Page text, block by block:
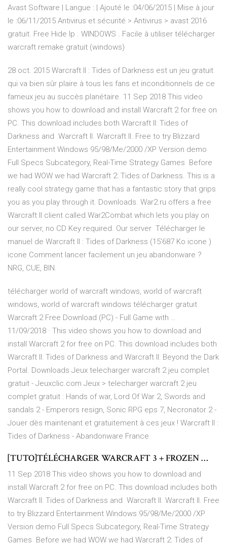
Avast Software | Langue : | Ajouté le :04/06/2015 | Mise à jour
le :06/11/2015 Antivirus et sécurité > Antivirus > avast 2016
gratuit. Free Hide Ip . WINDOWS . Facile à utiliser télécharger
warcraft remake gratuit (windows)
28 oct. 2015 Warcraft II : Tides of Darkness est un jeu gratuit
qui va bien sûr plaire à tous les fans et inconditionnels de ce
fameux jeu au succès planétaire. 11 Sep 2018 This video
shows you how to download and install Warcraft 2 for free on
PC. This download includes both Warcraft II: Tides of
Darkness and Warcraft II. Warcraft II. Free to try Blizzard
Entertainment Windows 95/98/Me/2000 /XP Version demo
Full Specs Subcategory, Real-Time Strategy Games Before
we had WOW we had Warcraft 2: Tides of Darkness. This is a
really cool strategy game that has a fantastic story that grips
you as you play through it. Downloads. War2.ru offers a free
Warcraft II client called War2Combat which lets you play on
our server, no CD Key required. Our server Télécharger le
manuel de Warcraft II : Tides of Darkness (15'687 Ko icone )
icone Comment lancer facilement un jeu abandonware ?
NRG, CUE, BIN.
télécharger world of warcraft windows, world of warcraft
windows, world of warcraft windows télécharger gratuit
Warcraft 2 Free Download (PC) - Full Game with …
11/09/2018 · This video shows you how to download and
install Warcraft 2 for free on PC. This download includes both
Warcraft II: Tides of Darkness and Warcraft II: Beyond the Dark
Portal. Downloads Jeux telecharger warcraft 2 jeu complet
gratuit - Jeuxclic.com Jeux > telecharger warcraft 2 jeu
complet gratuit : Hands of war, Lord Of War 2, Swords and
sandals 2 - Emperors resign, Sonic RPG eps 7, Necronator 2 -
Jouer dès maintenant et gratuitement à ces jeux ! Warcraft II :
Tides of Darkness - Abandonware France
[TUTO]TÉLÉCHARGER WARCRAFT 3 + FROZEN …
11 Sep 2018 This video shows you how to download and
install Warcraft 2 for free on PC. This download includes both
Warcraft II: Tides of Darkness and Warcraft II. Warcraft II. Free
to try Blizzard Entertainment Windows 95/98/Me/2000 /XP
Version demo Full Specs Subcategory, Real-Time Strategy
Games Before we had WOW we had Warcraft 2: Tides of